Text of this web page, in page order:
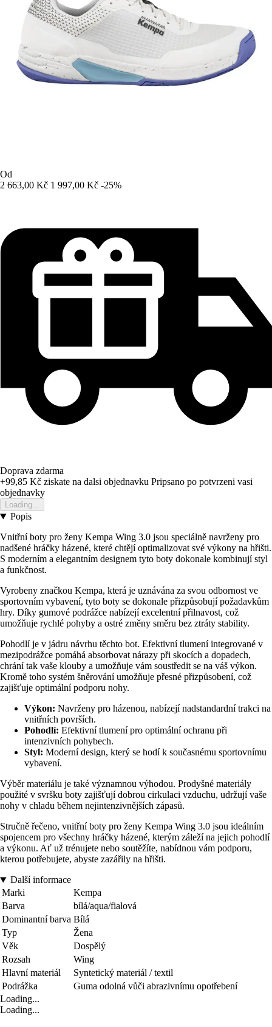
Od
2 663,00 Kč 1 997,00 Kč -25%
Doprava zdarma
+99,85 Kč ziskate na dalsi objednavku Pripsano po potvrzeni vasi
objednavky
Loading...
Popis
Vnitřní boty pro ženy Kempa Wing 3.0 jsou speciálně navrženy pro
nadšené hráčky házené, které chtějí optimalizovat své výkony na hřišti.
S moderním a elegantním designem tyto boty dokonale kombinují styl
a funkčnost.
Vyrobeny značkou Kempa, která je uznávána za svou odbornost ve
sportovním vybavení, tyto boty se dokonale přizpůsobují požadavkům
hry. Díky gumové podrážce nabízejí excelentní přilnavost, což
umožňuje rychlé pohyby a ostré změny směru bez ztráty stability.
Pohodlí je v jádru návrhu těchto bot. Efektivní tlumení integrované v
mezipodrážce pomáhá absorbovat nárazy při skocích a dopadech,
chrání tak vaše klouby a umožňuje vám soustředit se na váš výkon.
Kromě toho systém šněrování umožňuje přesné přizpůsobení, což
zajišťuje optimální podporu nohy.
Výkon: Navrženy pro házenou, nabízejí nadstandardní trakci na
vnitřních površích.
Pohodlí: Efektivní tlumení pro optimální ochranu při
intenzivních pohybech.
Styl: Moderní design, který se hodí k současnému sportovnímu
vybavení.
Výběr materiálu je také významnou výhodou. Prodyšné materiály
použité v svršku boty zajišťují dobrou cirkulaci vzduchu, udržují vaše
nohy v chladu během nejintenzivnějších zápasů.
Stručně řečeno, vnitřní boty pro ženy Kempa Wing 3.0 jsou ideálním
spojencem pro všechny hráčky házené, kterým záleží na jejich pohodlí
a výkonu. Ať už trénujete nebo soutěžíte, nabídnou vám podporu,
kterou potřebujete, abyste zazářily na hřišti.
Další informace
Marki
Kempa
Barva
bílá/aqua/fialová
Dominantní barva Bílá
Typ
Žena
Věk
Dospělý
Rozsah
Wing
Hlavní materiál
Syntetický materiál / textil
Podrážka
Guma odolná vůči abrazivnímu opotřebení
Loading...
Loading...